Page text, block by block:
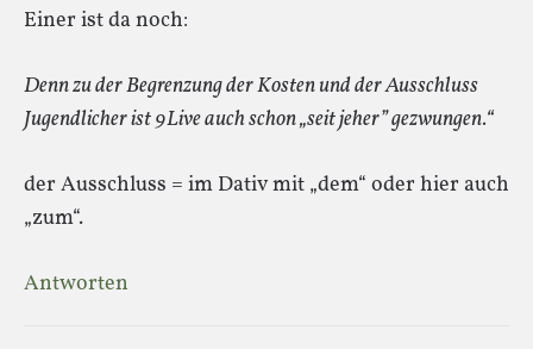
Einer ist da noch:
Denn zu der Begrenzung der Kosten und der Ausschluss
Jugendlicher ist 9Live auch schon „seit jeher” gezwungen.“
der Ausschluss = im Dativ mit „dem“ oder hier auch
„zum“.
Antworten